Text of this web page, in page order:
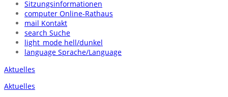
Sitzungsinformationen
computer Online-Rathaus
mail Kontakt
search Suche
light_mode hell/dunkel
language Sprache/Language
Aktuelles
Aktuelles